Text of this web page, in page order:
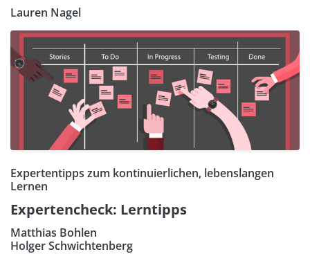
Lauren Nagel
Expertentipps zum kontinuierlichen, lebenslangen
Lernen
Expertencheck: Lerntipps
Matthias Bohlen
Holger Schwichtenberg